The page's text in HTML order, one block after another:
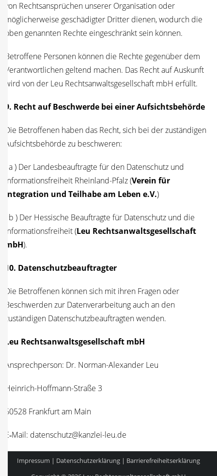
von Rechts­an­sprü­chen unse­rer Orga­ni­sa­ti­on oder
mög­li­cher­wei­se geschä­dig­ter Drit­ter die­nen, wodurch die
oben genann­ten Rech­te ein­ge­schränkt sein können.
Betrof­fe­ne Per­so­nen kön­nen die Rech­te gegen­über dem
Ver­ant­wort­li­chen gel­tend machen. Das Recht auf Aus­kunft
wird von der Leu Rechts­an­walts­ge­sell­schaft mbH erfüllt.
9. Recht auf Beschwer­de bei einer Auf­sichts­be­hör­de
Die Betrof­fe­nen haben das Recht, sich bei der zustän­di­gen
Auf­sichts­be­hör­de zu beschweren:
( a ) Der Lan­des­be­auf­trag­te für den Daten­schutz und
Infor­ma­ti­ons­frei­heit Rhein­land-Pfalz (Ver­ein für
Inte­gra­ti­on und Teil­ha­be am Leben e.V.)
( b ) Der Hes­si­sche Beauf­trag­te für Daten­schutz und die
Infor­ma­ti­ons­frei­heit (Leu Rechts­an­walts­ge­sell­schaft
mbH).
10. Daten­schutz­be­auf­trag­ter
Die Betrof­fe­nen kön­nen sich mit ihren Fra­gen oder
Beschwer­den zur Daten­ver­ar­bei­tung auch an den
zustän­di­gen Daten­schutz­be­auf­trag­ten wenden.
Leu Rechts­an­walts­ge­sell­schaft mbH
Ansprech­per­son: Dr. Nor­man-Alex­an­der Leu
Hein­rich-Hoff­mann-Stra­ße 3
60528 Frank­furt am Main
E‑Mail: datenschutz@kanzlei-leu.de
Impressum | Datenschutzerklärung | Barrierefreiheitserklärung